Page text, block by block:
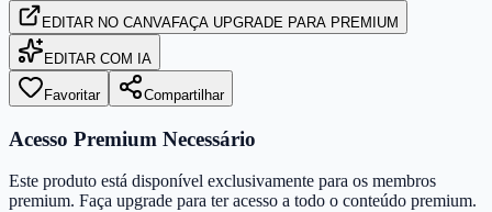
EDITAR NO CANVAFAÇA UPGRADE PARA PREMIUM
EDITAR COM IA
Favoritar Compartilhar
Acesso Premium Necessário
Este produto está disponível exclusivamente para os membros
premium. Faça upgrade para ter acesso a todo o conteúdo premium.